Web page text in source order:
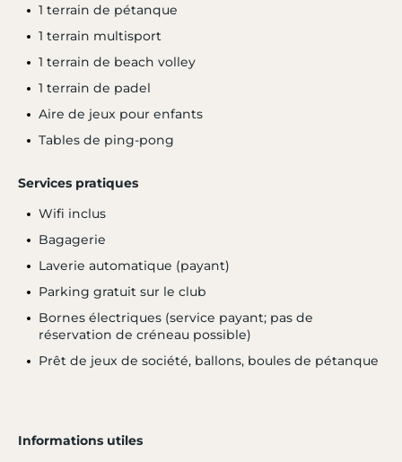
1 terrain de pétanque
1 terrain multisport
1 terrain de beach volley
1 terrain de padel
Aire de jeux pour enfants
Tables de ping-pong
Services pratiques
Wifi inclus
Bagagerie
Laverie automatique (payant)
Parking gratuit sur le club
Bornes électriques (service payant; pas de
réservation de créneau possible)
Prêt de jeux de société, ballons, boules de pétanque
Informations utiles